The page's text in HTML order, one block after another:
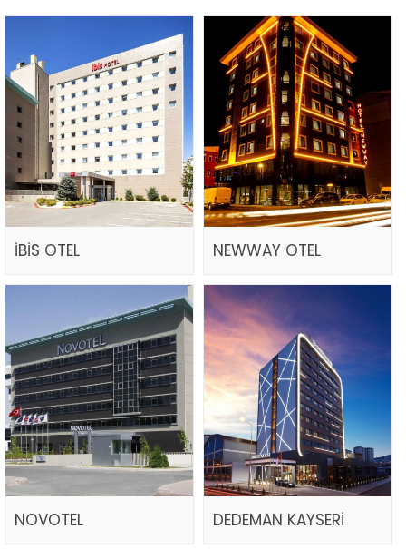
İBİS OTEL NEWWAY OTEL
NOVOTEL DEDEMAN KAYSERİ